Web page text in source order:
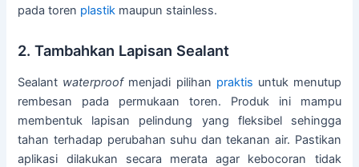
pada toren plastik maupun stainless.
2. Tambahkan Lapisan Sealant
Sealant waterproofmenjadi pilihan praktis untuk menutup
rembesan pada permukaan toren. Produk ini mampu
membentuk lapisan pelindung yang fleksibel sehingga
tahan terhadap perubahan suhu dan tekanan air. Pastikan
aplikasi dilakukan secara merata agar kebocoran tidak